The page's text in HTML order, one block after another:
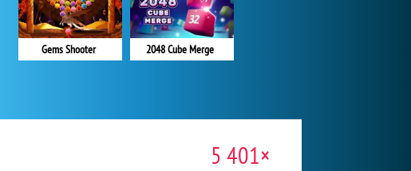
2048 Cube Merge
Gems Shooter
5 401×